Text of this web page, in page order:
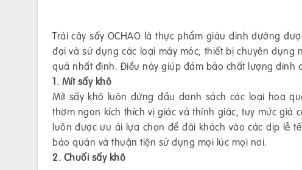
Trái cây sấy OCHAO là thực phẩm giàu dinh dưỡng
đại và sử dụng các loại máy móc, thiết bị chuyên
quả nhất định. Điều này giúp đảm bảo chất lượng dinh
1. Mít sấy khô
Mít sấy khô luôn đứng đầu danh sách các loại hoa
thơm ngon kích thích vị giác và thính giác, tuy mức giá
luôn được ưu ái lựa chọn để đãi khách vào các dịp lễ
bảo quản và thuận tiện sử dụng mọi lúc mọi nơi.
2. Chuối sấy khô